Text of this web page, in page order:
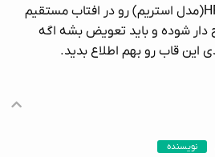
سلام،ببخشید من لبتاب HP(مدل استریم) رو در افتاب مستقیم
دار شوده و باید تعویض بشه اگه
این قاب رو بهم اطلاع بدید.
نویسنده